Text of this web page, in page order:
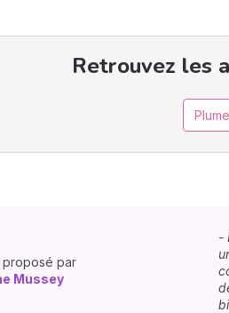
Retrouvez les
proposé par
Mussey
-